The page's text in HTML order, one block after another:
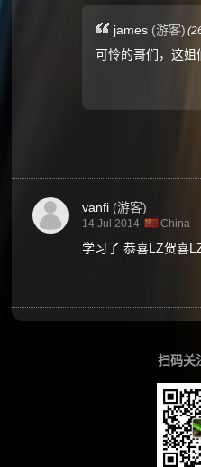
james (游客) (
可怜的哥们，这
vanfi (游客)
14 Jul 2014 China
学习了 恭喜LZ贺喜
扫码关